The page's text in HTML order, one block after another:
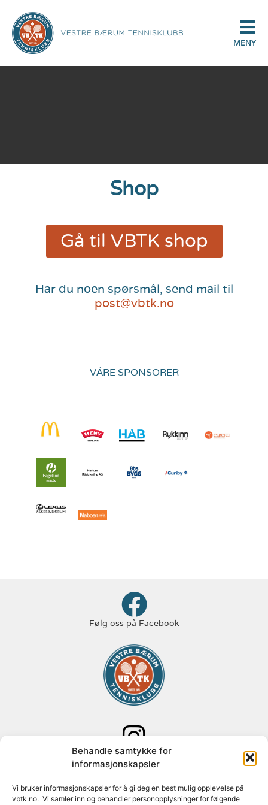
Behandle samtykke for
informasjonskapsler
Vi bruker informasjonskapsler for å gi deg en best mulig opplevelse på
vbtk.no. Vi samler inn og behandler personopplysninger for følgende
MENY
Shop
Gå til VBTK shop
Har du noen spørsmål, send mail til
post@vbtk.no
VÅRE SPONSORER
Følg oss på Facebook
Følg oss på Instagram
Adresse: Paal Bergs vei 125
1348 Rykkinn